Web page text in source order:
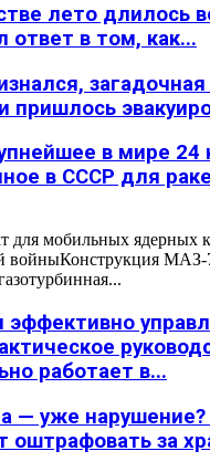
лето длилось
в том, как...
пришлось
в мире 24
в СССР для
для мобильных ядерных
войныКонструкция МАЗ-
эффективно
работает в...
— уже нарушение?
оштрафовать за